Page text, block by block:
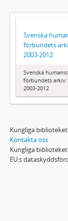
Svenska
förbundets
2003-2012
Svenska
förbundets
2003-2012
Kungliga biblioteket
Kontakta oss
Kungliga
EU:s